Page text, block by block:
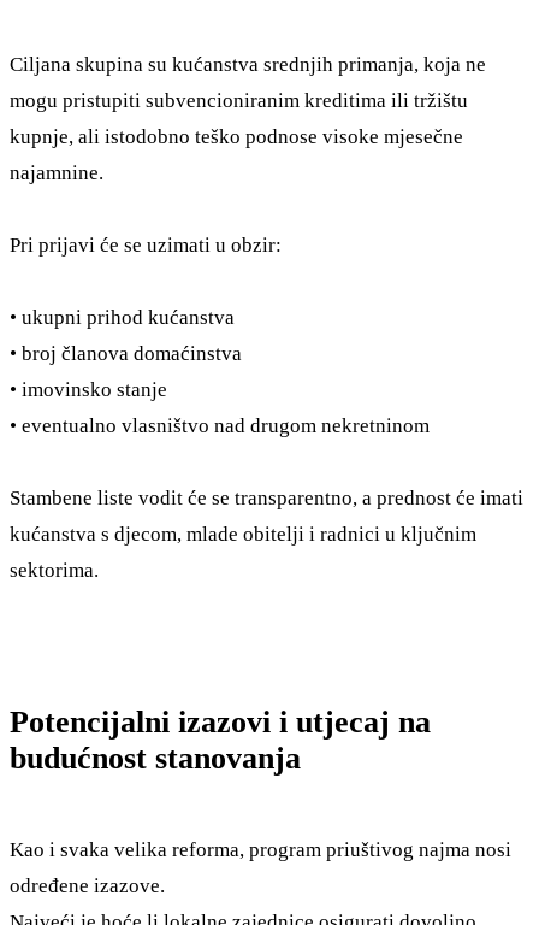
Ciljana skupina su kućanstva srednjih primanja, koja ne
mogu pristupiti subvencioniranim kreditima ili tržištu
kupnje, ali istodobno teško podnose visoke mjesečne
najamnine.
Pri prijavi će se uzimati u obzir:
• ukupni prihod kućanstva
• broj članova domaćinstva
• imovinsko stanje
• eventualno vlasništvo nad drugom nekretninom
Stambene liste vodit će se transparentno, a prednost će imati
kućanstva s djecom, mlade obitelji i radnici u ključnim
sektorima.
Potencijalni izazovi i utjecaj na
budućnost stanovanja
Kao i svaka velika reforma, program priuštivog najma nosi
određene izazove.